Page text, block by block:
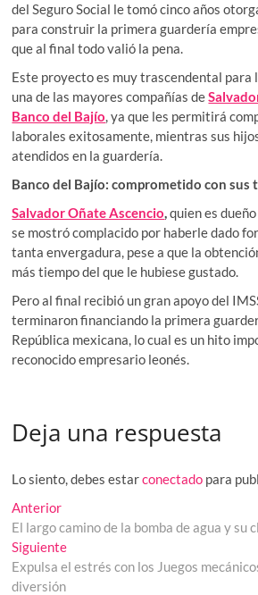
del Seguro Social le tomó cinco años
para construir la primera guardería
que al final todo valió la pena.
Este proyecto es muy trascendental para
una de las mayores compañías de
Banco del Bajío, ya que les permitirá
laborales exitosamente, mientras sus
atendidos en la guardería.
Banco del Bajío: comprometido con sus
Salvador Oñate Ascencio,quien es
se mostró complacido por haberle dado
tanta envergadura, pese a que la
más tiempo del que le hubiese gustado.
Pero al final recibió un gran apoyo del
terminaron financiando la primera
República mexicana, lo cual es un hito
reconocido empresario leonés.
Deja una respuesta
Lo siento, debes estarconectado para
Navegación
de
entradas
AnteriorEntrada
anterior:
El largo camino de la bomba de agua y su
SiguienteEntrada
siguiente:
Expulsa el estrés con los Juegos
diversión